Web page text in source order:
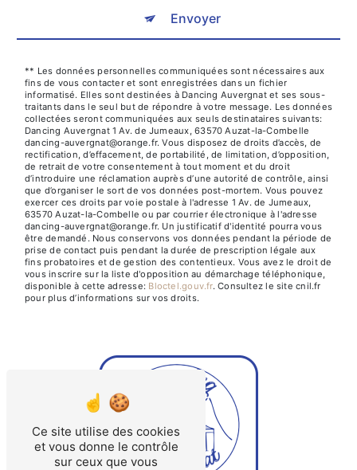
Envoyer
** Les données personnelles communiquées sont nécessaires aux
fins de vous contacter et sont enregistrées dans un fichier
informatisé. Elles sont destinées à Dancing Auvergnat et ses sous-
traitants dans le seul but de répondre à votre message. Les données
collectées seront communiquées aux seuls destinataires suivants:
Dancing Auvergnat 1 Av. de Jumeaux, 63570 Auzat-la-Combelle
dancing-auvergnat@orange.fr. Vous disposez de droits d’accès, de
rectification, d’effacement, de portabilité, de limitation, d’opposition,
de retrait de votre consentement à tout moment et du droit
d’introduire une réclamation auprès d’une autorité de contrôle, ainsi
que d’organiser le sort de vos données post-mortem. Vous pouvez
exercer ces droits par voie postale à l'adresse 1 Av. de Jumeaux,
63570 Auzat-la-Combelle ou par courrier électronique à l'adresse
dancing-auvergnat@orange.fr. Un justificatif d'identité pourra vous
être demandé. Nous conservons vos données pendant la période de
prise de contact puis pendant la durée de prescription légale aux
fins probatoires et de gestion des contentieux. Vous avez le droit de
vous inscrire sur la liste d'opposition au démarchage téléphonique,
disponible à cette adresse:
Bloctel.gouv.fr. Consultez le site cnil.fr
pour plus d’informations sur vos droits.
Ce site utilise des cookies
et vous donne le contrôle
sur ceux que vous